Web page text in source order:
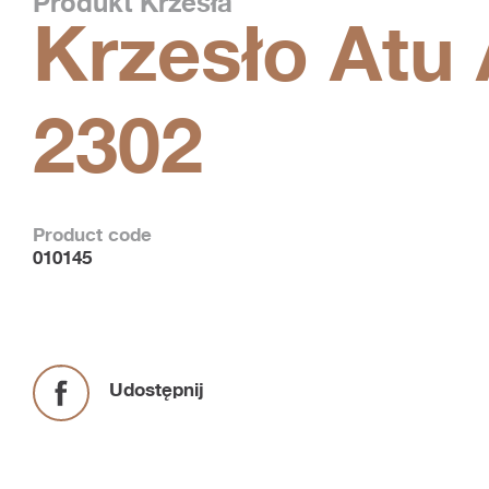
Krzesło Atu
2302
Product code
010145
Udostępnij